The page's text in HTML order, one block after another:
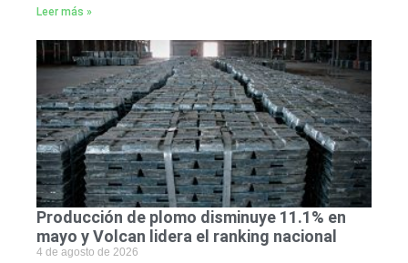
Leer más »
Producción de plomo disminuye 11.1% en
mayo y Volcan lidera el ranking nacional
4 de agosto de 2026